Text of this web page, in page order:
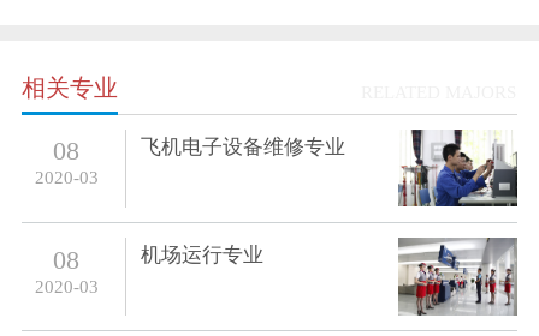
相关专业
08
2020-03
飞机电子设备维修专业
08
2020-03
机场运行专业